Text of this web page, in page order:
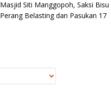
Masjid Siti Manggopoh, Saksi Bisu
Perang Belasting dan Pasukan 17